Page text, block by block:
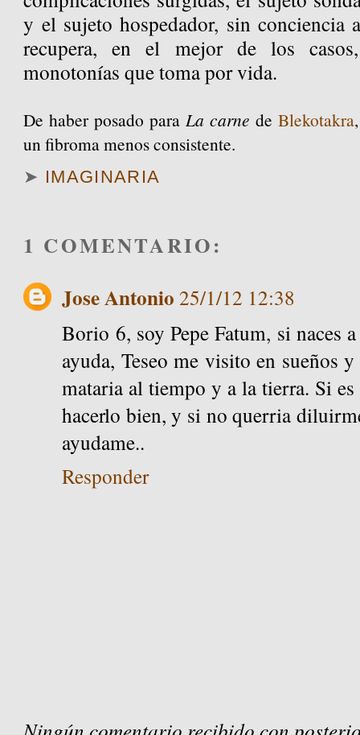
y el sujeto hospedador, sin conciencia
recupera, en el mejor de los
monotonías que toma por vida.
De haber posado paraLa carne deBlekotakra
un fibroma menos consistente.
➤ IMAGINARIA
1 COMENTARIO:
Jose Antonio 25/1/12 12:38
Borio 6, soy Pepe Fatum, si naces
ayuda, Teseo me visito en sueños
mataria al tiempo y a la tierra. Si
hacerlo bien, y si no querria
ayudame..
Responder